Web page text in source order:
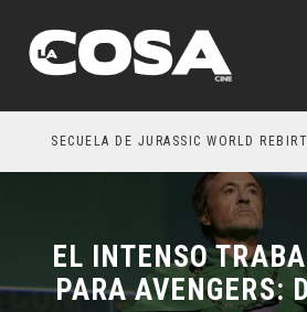
SECUELA DE JURASSIC WORLD REBIRTH
EL INTENSO
PARA AVENGERS: